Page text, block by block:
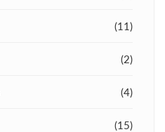
(11)
(2)
(4)
(15)